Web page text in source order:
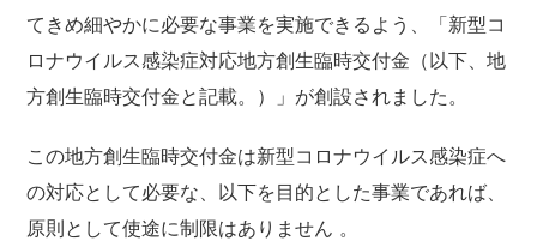
てきめ細やかに必要な事業を実施できるよう、「新型コ
ロナウイルス感染症対応地方創生臨時交付金（以下、地
方創生臨時交付金と記載。）」が創設されました。
この地方創生臨時交付金は新型コロナウイルス感染症へ
の対応として必要な、以下を目的とした事業であれば、
原則として使途に制限はありません 。